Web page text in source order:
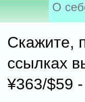
О
Скажите,
ссылках
¥363/$59